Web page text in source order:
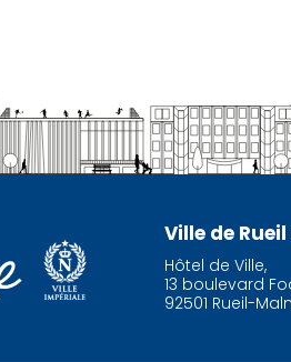
Ville de
Hôtel de Ville,
13 boulevard
92501 Rueil-